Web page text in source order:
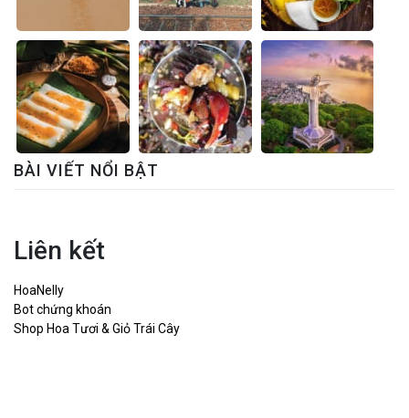
BÀI VIẾT NỔI BẬT
Liên kết
HoaNelly
Bot chứng khoán
Shop Hoa Tươi & Giỏ Trái Cây